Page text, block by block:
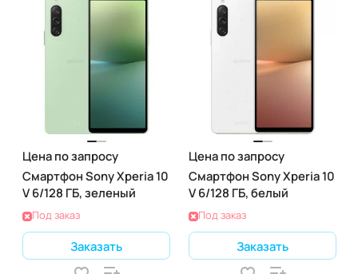
Цена по запросу
Смартфон Sony Xperia 10
V 6/128 ГБ, зеленый
Под заказ
Заказать
Цена по запросу
Смартфон Sony Xperia 10
V 6/128 ГБ, белый
Под заказ
Заказать